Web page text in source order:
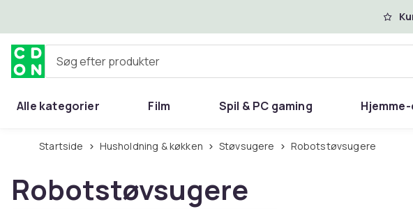
Søg efter produkter
Alle kategorier Film Spil & PC gaming
Hjem & have
Startside Husholdning & køkken Støvsugere Robotstøvsugere
Robotstøvsugere